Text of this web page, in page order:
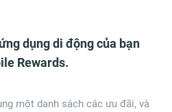
dụng di động của bạn
Rewards.
một danh sách các ưu đãi, và